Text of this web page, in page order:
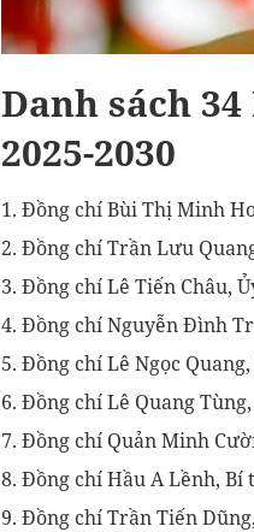
Danh sách
2025-2030
1. Đồng chí Bùi Thị Minh
2. Đồng chí Trần Lưu
3. Đồng chí Lê Tiến Châu,
4. Đồng chí Nguyễn Đình
5. Đồng chí Lê Ngọc
6. Đồng chí Lê Quang
7. Đồng chí Quản Minh
8. Đồng chí Hầu A Lềnh,
9. Đồng chí Trần Tiến